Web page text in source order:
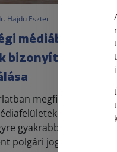
Hajdu Eszter
médiában
bizonyítékként
megfigyelhető,
közzétett
gyakrabban jelennek
polgári jogi, családjogi